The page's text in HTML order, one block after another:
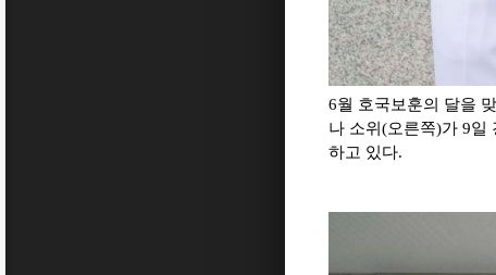
6월 호국보훈의 달을
나 소위(오른쪽)가 9일
하고 있다.